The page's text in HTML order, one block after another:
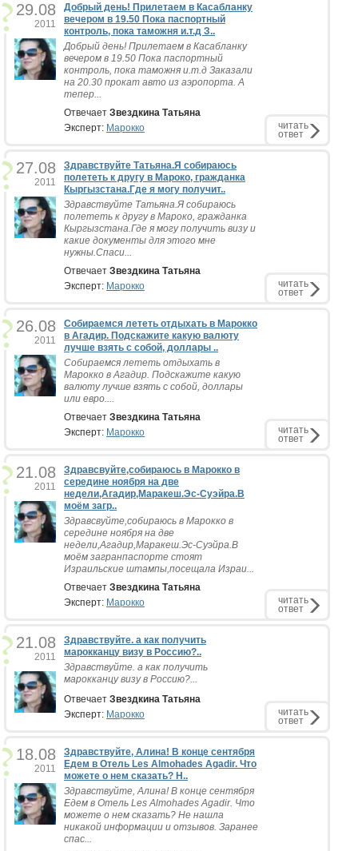
29.08
2011
Добрый день! Прилетаем в Касабланку
вечером в 19.50 Пока паспортный
контроль, пока таможня и.т.д З..
Добрый день! Прилетаем в Касабланку
вечером в 19.50 Пока паспортный
контроль, пока таможня и.т.д Заказали
на 20.30 прокат авто из аэропорта. А
тепер...
Отвечает Звездкина Татьяна
Эксперт: Марокко читать
ответ
27.08
2011
Здравствуйте Татьяна.Я собираюсь
полететь к другу в Мароко, гражданка
Кыргызстана.Где я могу получит..
Здравствуйте Татьяна.Я собираюсь
полететь к другу в Мароко, гражданка
Кыргызстана.Где я могу получить визу и
какие документы для этого мне
нужны.Спаси...
Отвечает Звездкина Татьяна
Эксперт: Марокко читать
ответ
26.08
2011
Собираемся лететь отдыхать в Марокко
в Агадир. Подскажите какую валюту
лучше взять с собой, доллары ..
Собираемся лететь отдыхать в
Марокко в Агадир. Подскажите какую
валюту лучше взять с собой, доллары
или евро....
Отвечает Звездкина Татьяна
Эксперт: Марокко читать
ответ
21.08
2011
Здравсвуйте,собираюсь в Марокко в
середине ноября на две
недели,Агадир,Маракеш.Эс-Суэйра.В
моём загр..
Здравсвуйте,собираюсь в Марокко в
середине ноября на две
недели,Агадир,Маракеш.Эс-Суэйра.В
моём загранпаспорте стоят
Израильские штампы,посещала Израи...
Отвечает Звездкина Татьяна
Эксперт: Марокко читать
ответ
21.08
2011
Здравствуйте. а как получить
марокканцу визу в Россию?..
Здравствуйте. а как получить
марокканцу визу в Россию?...
Отвечает Звездкина Татьяна
Эксперт: Марокко читать
ответ
18.08
2011
Здравствуйте, Алина! В конце сентября
Едем в Отель Les Almohades Agadir. Что
можете о нем сказать? Н..
Здравствуйте, Алина! В конце сентября
Едем в Отель Les Almohades Agadir. Что
можете о нем сказать? Не нашла
никакой информации и отзывов. Заранее
спас...